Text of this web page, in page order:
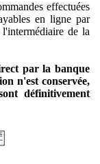
effectuées
en ligne par
de la
par la banque
n'est conservée,
définitivement